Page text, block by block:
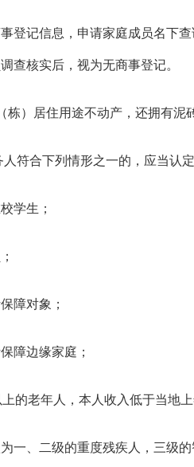
记信息，申请家庭成员名下查
查核实后，视为无商事登记。
居住用途不动产，还拥有泥
合下列情形之一的，应当认
学生；
障对象；
边缘家庭；
老年人，本人收入低于当地上
、二级的重度残疾人，三级的